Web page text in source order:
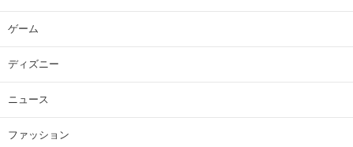
ゲーム
ディズニー
ニュース
ファッション